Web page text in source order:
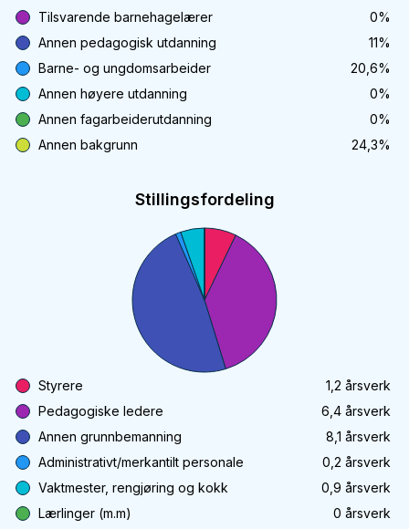
Tilsvarende barnehagelærer
0%
Annen pedagogisk utdanning
11%
Barne- og ungdomsarbeider
20,6%
Annen høyere utdanning
0%
Annen fagarbeiderutdanning
0%
Annen bakgrunn
24,3%
Stillingsfordeling
Styrere 1,2 årsverk
Pedagogiske ledere
6,4 årsverk
Annen grunnbemanning
8,1 årsverk
Administrativt/merkantilt personale
0,2 årsverk
Vaktmester, rengjøring og kokk
0,9 årsverk
Lærlinger (m.m)
0 årsverk